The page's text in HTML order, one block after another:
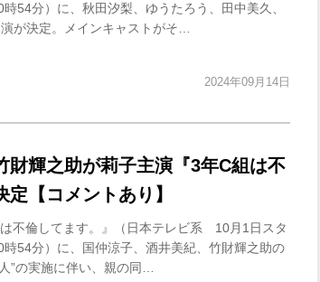
分）に、秋田汐梨、ゆうたろう、田中美久、
が決定。メインキャストがそ…
2024年09月14日
財輝之助が莉子主演『3年C組は不
【コメントあり】
不倫してます。』（日本テレビ系 10月1日スタ
分）に、国仲涼子、酒井美紀、竹財輝之助の
”の実施に伴い、親の同…